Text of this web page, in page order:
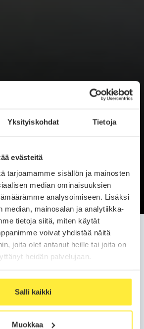
Yksityiskohdat Tietoja
evästeitä
tarjoamamme sisällön ja mainosten
median ominaisuuksien
analysoimiseen. Lisäksi
median, mainosalan ja analytiikka-
tietoja siitä, miten käytät
voivat yhdistää näitä
joita olet antanut heille tai joita on
heidän palvelujaan.
Salli kaikki
Muokkaa
uutiset
Sähköautot Tiedotteet Uutiset